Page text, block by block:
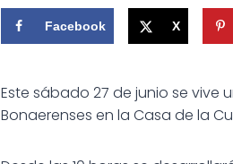
Facebook X
Este sábado 27 de junio se
Bonaerenses en la Casa de la